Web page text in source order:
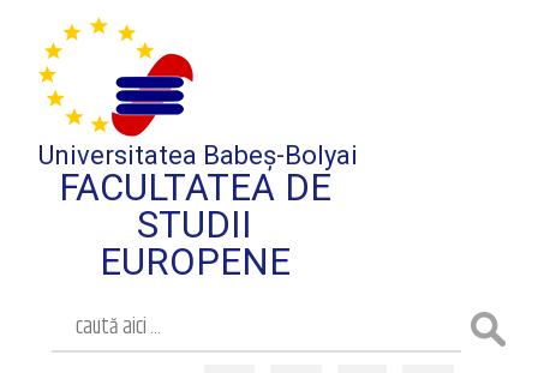
Universitatea Babeș-Bolyai
FACULTATEA DE
STUDII
EUROPENE